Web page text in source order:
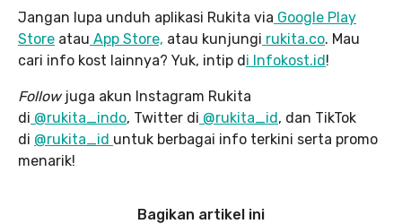
Jangan lupa unduh aplikasi Rukita via Google Play
Store atau App Store, atau kunjungi rukita.co. Mau
cari info kost lainnya? Yuk, intip di Infokost.id!
Follow juga akun Instagram Rukita
di @rukita_indo, Twitter di @rukita_id, dan TikTok
di @rukita_id untuk berbagai info terkini serta promo
menarik!
Bagikan artikel ini